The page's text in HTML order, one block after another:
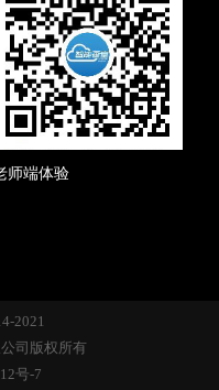
师端体验
2021
司版权所有
号-7